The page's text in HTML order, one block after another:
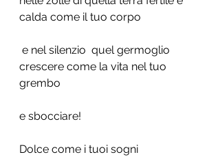
calda come il tuo corpo
crescere come la vita nel tuo
grembo
e sbocciare!
Dolce come i tuoi sogni